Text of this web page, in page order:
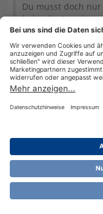
Du musst doch
habe die Angaben
Mein Reden.